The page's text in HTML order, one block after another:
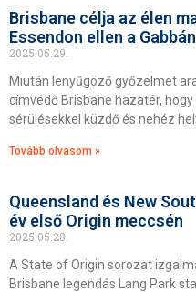
Brisbane célja az élen
Essendon ellen a Gabbán
2025.05.29.
Miután lenyűgöző győzelmet
címvédő Brisbane hazatér,
sérülésekkel küzdő és nehéz
Tovább olvasom »
Queensland és New
év első Origin meccsén
2025.05.28.
A State of Origin sorozat
Brisbane legendás Lang Park